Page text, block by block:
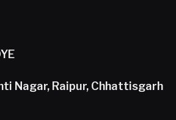
Nagar, Raipur, Chhattisgarh